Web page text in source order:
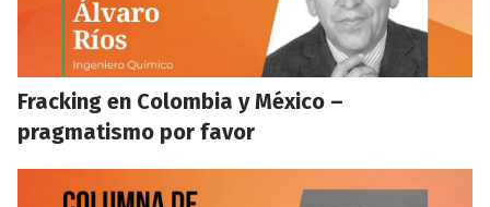
Fracking en Colombia y México –
pragmatismo por favor